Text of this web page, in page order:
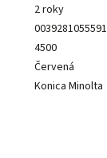
2 roky
0039281055591
4500
Červená
Konica Minolta